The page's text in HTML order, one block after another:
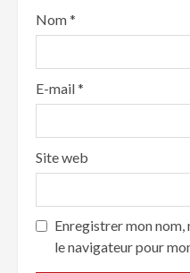
Nom*
E-mail*
Site web
Enregistrer mon nom,
le navigateur pour